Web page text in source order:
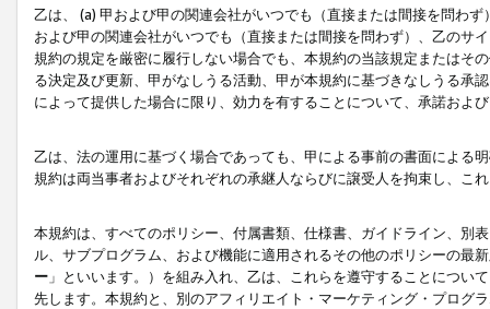
乙は、 (a) 甲および甲の関連会社がいつでも（直接または間接を問わ
および甲の関連会社がいつでも（直接または間接を問わず）、乙のサ
規約の規定を厳密に履行しない場合でも、本規約の当該規定またはそ
る決定及び更新、甲がなしうる活動、甲が本規約に基づきなしうる承
によって提供した場合に限り、効力を有することについて、承諾およ
乙は、法の運用に基づく場合であっても、甲による事前の書面による
規約は両当事者およびそれぞれの承継人ならびに譲受人を拘束し、こ
本規約は、すべてのポリシー、付属書類、仕様書、ガイドライン、別
ル、サブプログラム、および機能に適用されるその他のポリシーの最
ー 」といいます。）を組み入れ、乙は、これらを遵守することにつ
先します。本規約と、別のアフィリエイト・マーケティング・プログ